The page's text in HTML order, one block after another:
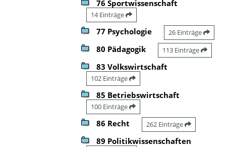
76 Sportwissenschaft
14 Einträge
77 Psychologie 26 Einträge
80 Pädagogik 113 Einträge
83 Volkswirtschaft
102 Einträge
85 Betriebswirtschaft
100 Einträge
86 Recht 262 Einträge
89 Politikwissenschaften